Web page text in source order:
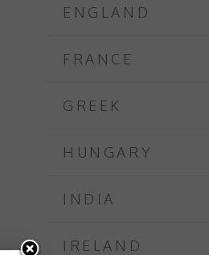
ENGLAND
FRANCE
GREEK
HUNGARY
INDIA
IRELAND